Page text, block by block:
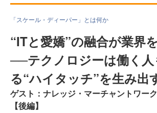
「スケール・ディーパー」とは何か
“ITと愛嬌”の融合が業界
──テクノロジーは働く
る“ハイタッチ”を生み出
ゲスト：ナレッジ・マーチャントワー
【後編】